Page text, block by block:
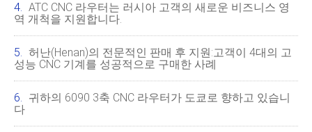
ATC CNC 라우터는 러시아 고객의 새로운 비즈니스 영
역 개척을 지원합니다.
허난(Henan)의 전문적인 판매 후 지원:고객이 4대의 고
성능 CNC 기계를 성공적으로 구매한 사례
귀하의 6090 3축 CNC 라우터가 도쿄로 향하고 있습니
다